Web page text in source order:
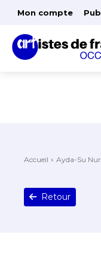
Mon compte
Accueil Ayda-Su
Retour